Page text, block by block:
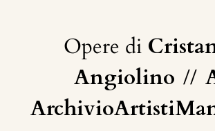
Opere di
Angiolino //